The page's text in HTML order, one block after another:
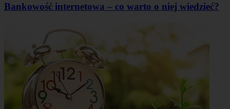
Bankowość internetowa – co warto o niej wiedzieć?